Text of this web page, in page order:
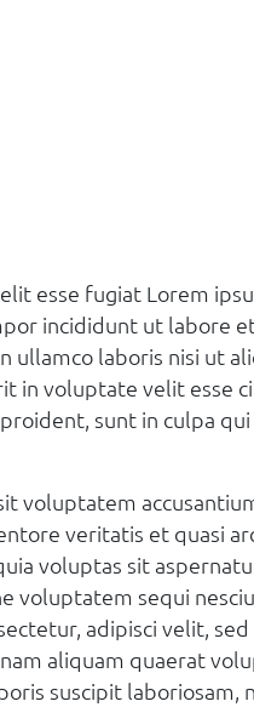
esse fugiat Lorem
incididunt ut labore
ullamco laboris nisi ut
in voluptate velit esse
sunt in culpa
voluptatem
veritatis et quasi
voluptas sit
voluptatem sequi
adipisci velit,
aliquam quaerat
suscipit laboriosam,